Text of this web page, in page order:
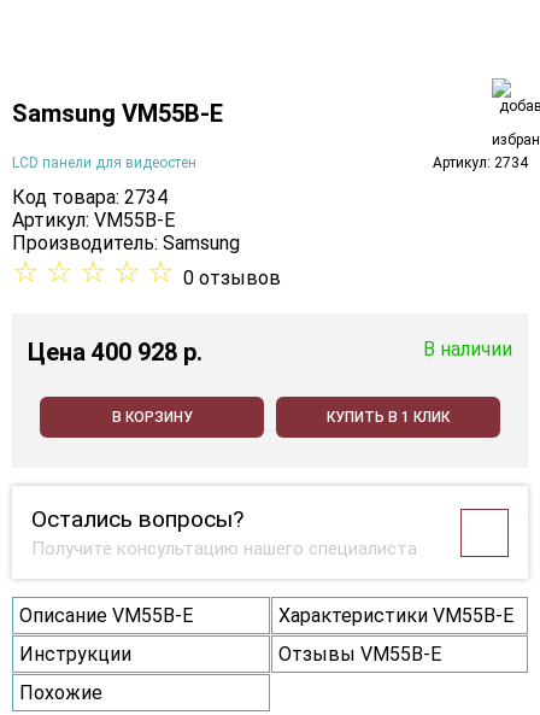
Samsung VM55B-E
LCD панели для видеостен Артикул: 2734
Код товара: 2734
Артикул: VM55B-E
Производитель: Samsung
☆ ☆ ☆ ☆ ☆ 0 отзывов
Цена 400 928 p. В наличии
В КОРЗИНУ КУПИТЬ В 1 КЛИК
Остались вопросы?
Получите консультацию нашего специалиста
Описание VM55B-E
Характеристики VM55B-E
Инструкции
Отзывы VM55B-E
Похожие